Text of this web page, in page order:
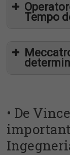
Tempo
• De